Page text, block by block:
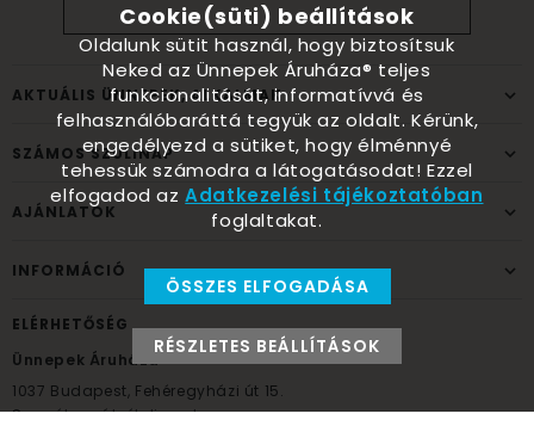
AKTUÁLIS ÜNNEPEK, ALKALMAK
SZÁMOS SZÜLINAP
AJÁNLATOK
INFORMÁCIÓ
ELÉRHETŐSÉG
Ünnepek Áruháza
1037 Budapest, Fehéregyházi út 15.
Személyes átvételi pont
Cookie(süti) beállítások
Oldalunk sütit használ, hogy biztosítsuk
Neked az Ünnepek Áruháza® teljes
funkcionalitását, informatívvá és
felhasználóbaráttá tegyük az oldalt. Kérünk,
engedélyezd a sütiket, hogy élménnyé
tehessük számodra a látogatásodat! Ezzel
elfogadod azAdatkezelési tájékoztatóban
foglaltakat.
ÖSSZES ELFOGADÁSA
RÉSZLETES BEÁLLÍTÁSOK